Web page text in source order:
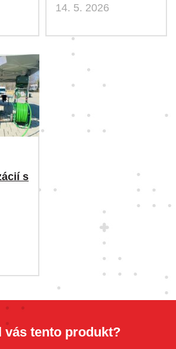
14. 5. 2026
s
vás tento produkt?